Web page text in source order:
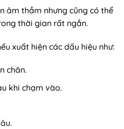
âm thầm nhưng cũng có thể
thời gian rất ngắn.
xuất hiện các dấu hiệu như:
chân.
khi chạm vào.